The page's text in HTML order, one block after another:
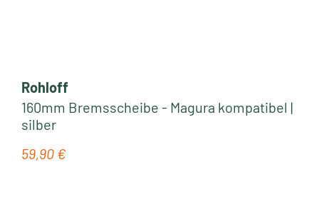
Rohloff
160mm Bremsscheibe - Magura kompatibel |
silber
Regulärer Preis:
59,90 €